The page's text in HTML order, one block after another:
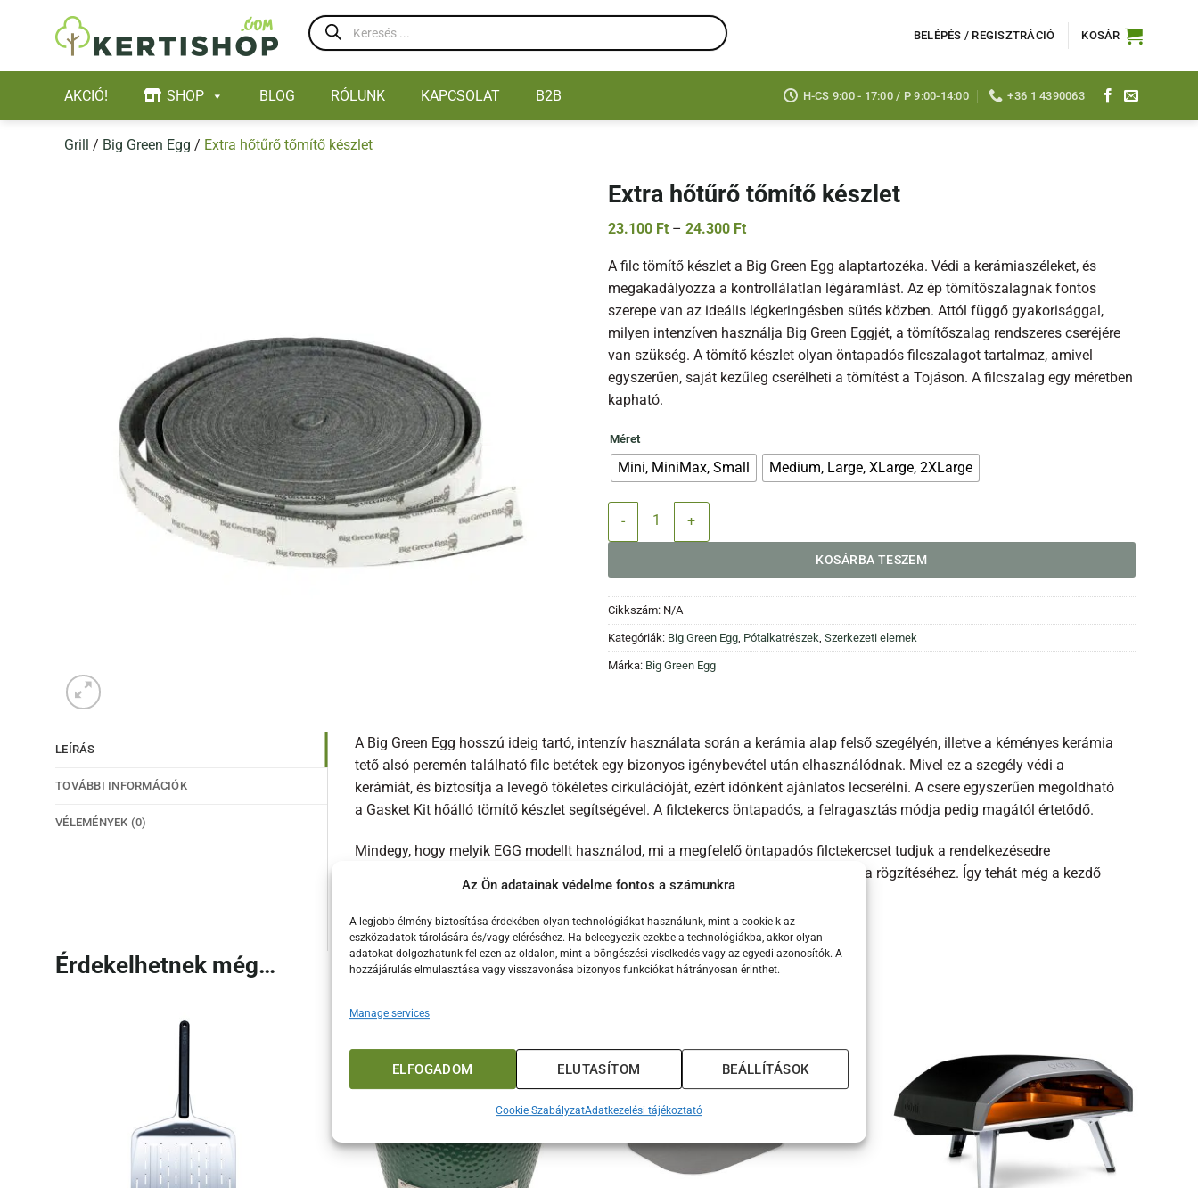
Az Ön adatainak védelme fontos a számunkra
A legjobb élmény biztosítása érdekében olyan technológiákat használunk, mint a cookie-k az
eszközadatok tárolására és/vagy eléréséhez. Ha beleegyezik ezekbe a technológiákba, akkor olyan
adatokat dolgozhatunk fel ezen az oldalon, mint a böngészési viselkedés vagy az egyedi azonosítók. A
hozzájárulás elmulasztása vagy visszavonása bizonyos funkciókat hátrányosan érinthet.
Manage services
ELFOGADOM ELUTASÍTOM BEÁLLÍTÁSOK
Cookie SzabályzatAdatkezelési tájékoztató
Products
search
BELÉPÉS / REGISZTRÁCIÓ KOSÁR
AKCIÓ! SHOP BLOG RÓLUNK KAPCSOLAT B2B H-CS 9:00 - 17:00 / P 9:00-14:00 +36 1 4390063
Grill / Big Green Egg / Extra hőtűrő tőmítő készlet
Extra hőtűrő tőmítő készlet
23.100 Ft – 24.300 FtÁrtartomány:
-
24.300 Ft
A filc tömítő készlet a Big Green Egg alaptartozéka. Védi a kerámiaszéleket, és
megakadályozza a kontrollálatlan légáramlást. Az ép tömítőszalagnak fontos
szerepe van az ideális légkeringésben sütés közben. Attól függő gyakorisággal,
milyen intenzíven használja Big Green Eggjét, a tömítőszalag rendszeres cseréjére
van szükség. A tömítő készlet olyan öntapadós filcszalagot tartalmaz, amivel
egyszerűen, saját kezűleg cserélheti a tömítést a Tojáson. A filcszalag egy méretben
kapható.
Méret
Mini, MiniMax, Small Medium, Large, XLarge, 2XLarge
Extra hőtűrő tőmítő készlet mennyiség
KOSÁRBA TESZEM
Cikkszám: N/A
Kategóriák: Big Green Egg Pótalkatrészek Szerkezeti elemek
Márka: Big Green Egg
LEÍRÁS
TOVÁBBI INFORMÁCIÓK
VÉLEMÉNYEK (0)
A Big Green Egg hosszú ideig tartó, intenzív használata során a kerámia alap felső szegélyén, illetve a kéményes kerámia
tető alsó peremén található filc betétek egy bizonyos igénybevétel után elhasználódnak. Mivel ez a szegély védi a
kerámiát, és biztosítja a levegő tökéletes cirkulációját, ezért időnként ajánlatos lecserélni. A csere egyszerűen megoldható
a Gasket Kit hőálló tömítő készlet segítségével. A filctekercs öntapadós, a felragasztás módja pedig magától értetődő.
Mindegy, hogy melyik EGG modellt használod, mi a megfelelő öntapadós filctekercset tudjuk a rendelkezésedre
bocsátani. A filc ellenáll a rendkívül magas hőmérsékletnek, és nem kell ragasztó a rögzítéséhez. Így tehát még a kezdő
barkácsolók is könnyedén elvégzik ezt a munkát.
Érdekelhetnek még…